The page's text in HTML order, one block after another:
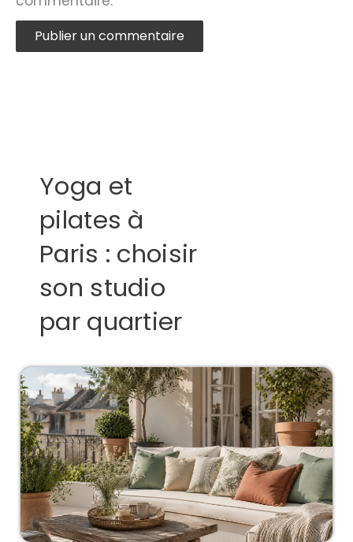
Yoga et
pilates à
Paris : choisir
son studio
par quartier